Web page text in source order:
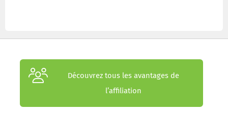
Découvrez tous les avantages de
l’affiliation